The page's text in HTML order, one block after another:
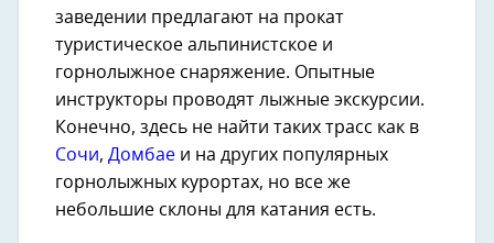
заведении предлагают на прокат
туристическое альпинистское и
горнолыжное снаряжение. Опытные
инструкторы проводят лыжные экскурсии.
Конечно, здесь не найти таких трасс как в
Сочи, Домбае и на других популярных
горнолыжных курортах, но все же
небольшие склоны для катания есть.